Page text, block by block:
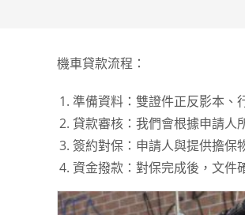
機車貸款流程：
準備資料：雙證件正反影本、
貸款審核：我們會根據申請人
簽約對保：申請人與提供擔保
資金撥款：對保完成後，文件